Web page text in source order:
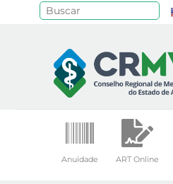
Anuidade ART Online